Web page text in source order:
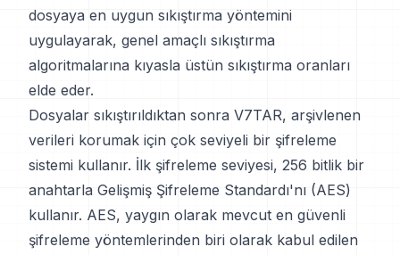
dosyaya en uygun sıkıştırma yöntemini
uygulayarak, genel amaçlı sıkıştırma
algoritmalarına kıyasla üstün sıkıştırma oranları
elde eder.
Dosyalar sıkıştırıldıktan sonra V7TAR, arşivlenen
verileri korumak için çok seviyeli bir şifreleme
sistemi kullanır. İlk şifreleme seviyesi, 256 bitlik bir
anahtarla Gelişmiş Şifreleme Standardı'nı (AES)
kullanır. AES, yaygın olarak mevcut en güvenli
şifreleme yöntemlerinden biri olarak kabul edilen